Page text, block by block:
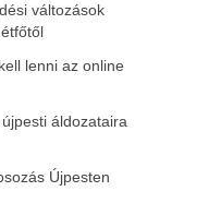
változások
lenni az online
áldozataira
Újpesten